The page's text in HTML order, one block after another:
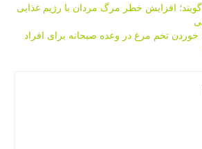
افزایش خطر مرگ مردان با رژیم غذایی
تخم مرغ در وعده صبحانه برای افراد